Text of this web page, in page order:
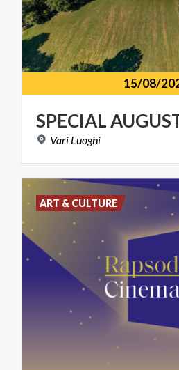
15/08/
SPECIAL
Vari Luoghi
ART & CULTURE